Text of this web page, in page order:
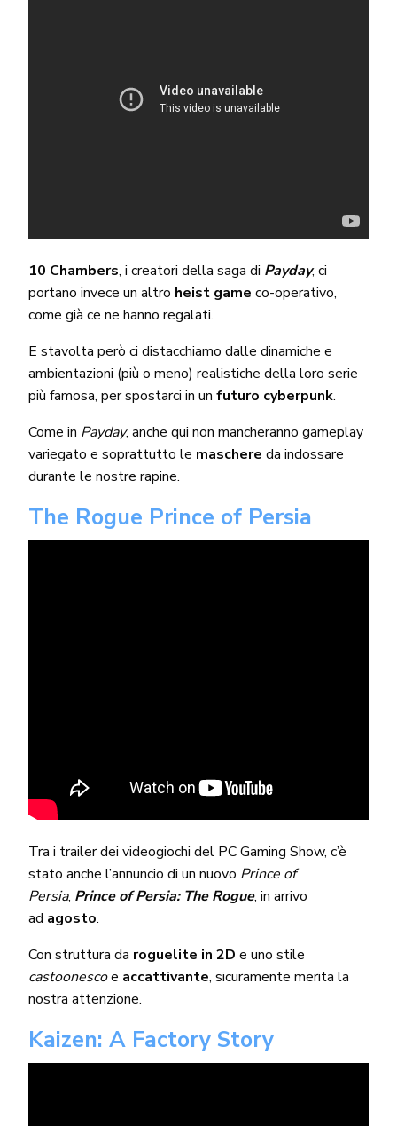
10 Chambers, i creatori della saga di Payday, ci
portano invece un altro heist game co-operativo,
come già ce ne hanno regalati.
E stavolta però ci distacchiamo dalle dinamiche e
ambientazioni (più o meno) realistiche della loro serie
più famosa, per spostarci in unfuturo cyberpunk.
Come in Payday, anche qui non mancheranno gameplay
variegato e soprattutto le maschereda indossare
durante le nostre rapine.
The Rogue Prince of Persia
Tra i trailer dei videogiochi del PC Gaming Show, c’è
stato anche l’annuncio di un nuovo Prince of
Persia, Prince of Persia: The Rogue, in arrivo
ad agosto.
Con struttura da roguelite in 2D e uno stile
castoonescoe accattivante, sicuramente merita la
nostra attenzione.
Kaizen: A Factory Story